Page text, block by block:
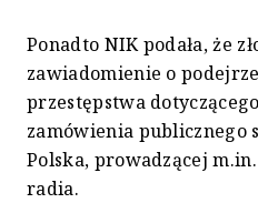
Ponadto NIK podała, że
zawiadomienie o
przestępstwa
zamówienia publicznego
Polska, prowadzącej
radia.